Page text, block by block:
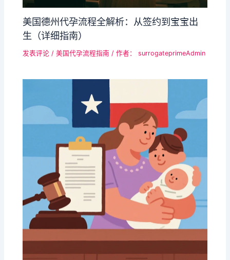
美国​德州代孕流程全解析：从签约到宝宝出
生（详细指南）​​
发表评论 /美国代孕流程指南 / 作者： surrogateprimeAdmin